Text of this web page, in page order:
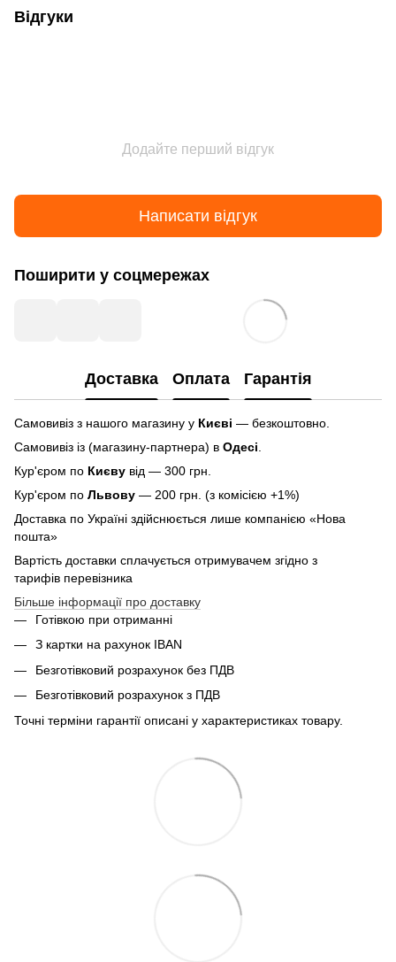
Відгуки
Додайте перший відгук
Написати відгук
Поширити у соцмережах
Доставка Оплата Гарантія
Самовивіз з нашого магазину у Києві — безкоштовно.
Самовивіз із (магазину-партнера) в Одесі
Кур'єром по Києву від — 300 грн.
Кур'єром по Львову — 200 грн. (з комісією +1%)
Доставка по Україні здійснюється лише компанією «Нова
пошта»
Вартість доставки сплачується отримувачем згідно з
тарифів перевізника
Більше інформації про доставку
Готівкою при отриманні
З картки на рахунок IBAN
Безготівковий розрахунок без ПДВ
Безготівковий розрахунок з ПДВ
Точні терміни гарантії описані у характеристиках товару.